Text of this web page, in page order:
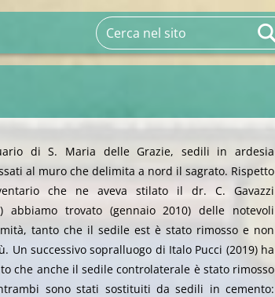
di S. Maria delle Grazie, sedili in ardesia
al muro che delimita a nord il sagrato. Rispetto
che ne aveva stilato il dr. C. Gavazzi
abbiamo trovato (gennaio 2010) delle notevoli
tanto che il sedile est è stato rimosso e non
Un successivo sopralluogo di Italo Pucci (2019) ha
che anche il sedile controlaterale è stato rimosso
sono stati sostituiti da sedili in cemento: